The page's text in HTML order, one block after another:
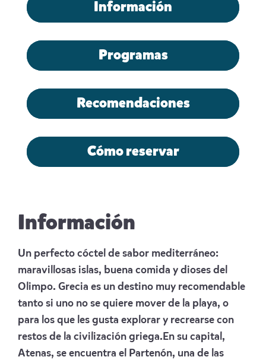
Información
Programas
Recomendaciones
Cómo reservar
Información
Un perfecto cóctel de sabor mediterráneo:
maravillosas islas, buena comida y dioses del
Olimpo. Grecia es un destino muy recomendable
tanto si uno no se quiere mover de la playa, o
para los que les gusta explorar y recrearse con
restos de la civilización griega.En su capital,
Atenas, se encuentra el Partenón, una de las